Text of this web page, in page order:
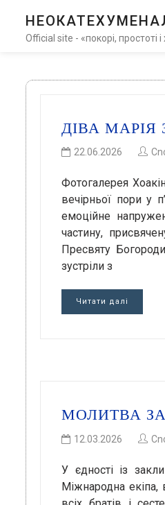
Official site - «покорі, простоті і
ДІВА МАРІЯ
22.06.2026
Фотогалерея
вечірньої пори у
емоційне
частину,
Пресвяту
зустріли з
Читати далі
МОЛИТВА
12.03.2026
У єдності із
Міжнародна екіпа,